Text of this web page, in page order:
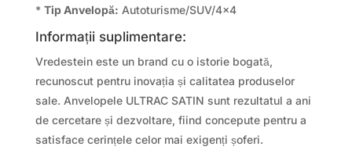
* Tip Anvelopă: Autoturisme/SUV/4×4
Informații suplimentare:
Vredestein este un brand cu o istorie bogată,
recunoscut pentru inovația și calitatea produselor
sale. Anvelopele ULTRAC SATIN sunt rezultatul a ani
de cercetare și dezvoltare, fiind concepute pentru a
satisface cerințele celor mai exigenți șoferi.